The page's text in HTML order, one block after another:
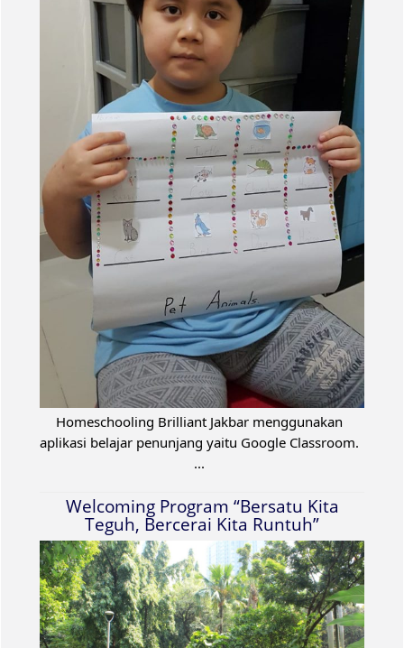
Homeschooling Brilliant Jakbar menggunakan
aplikasi belajar penunjang yaitu Google Classroom.
...
Welcoming Program “Bersatu Kita
Teguh, Bercerai Kita Runtuh”